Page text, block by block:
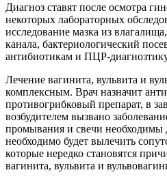
Диагноз ставят после осмотра
некоторых лабораторных
исследование мазка из
канала, бактериологический
антибиотикам и ПЦР-
Лечение вагинита, вульвита и
комплексным. Врач назначит
противогрибковый препарат, в
возбудителем вызвано
промывания и свечи необходимы
необходимо будет вылечить
которые нередко становятся
вагинита, вульвита и